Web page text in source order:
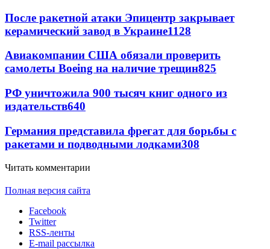
После ракетной атаки Эпицентр закрывает
керамический завод в Украине1128
Авиакомпании США обязали проверить
самолеты Boeing на наличие трещин825
РФ уничтожила 900 тысяч книг одного из
издательств640
Германия представила фрегат для борьбы с
ракетами и подводными лодками308
Читать комментарии
Полная версия сайта
Facebook
Twitter
RSS-ленты
E-mail рассылка